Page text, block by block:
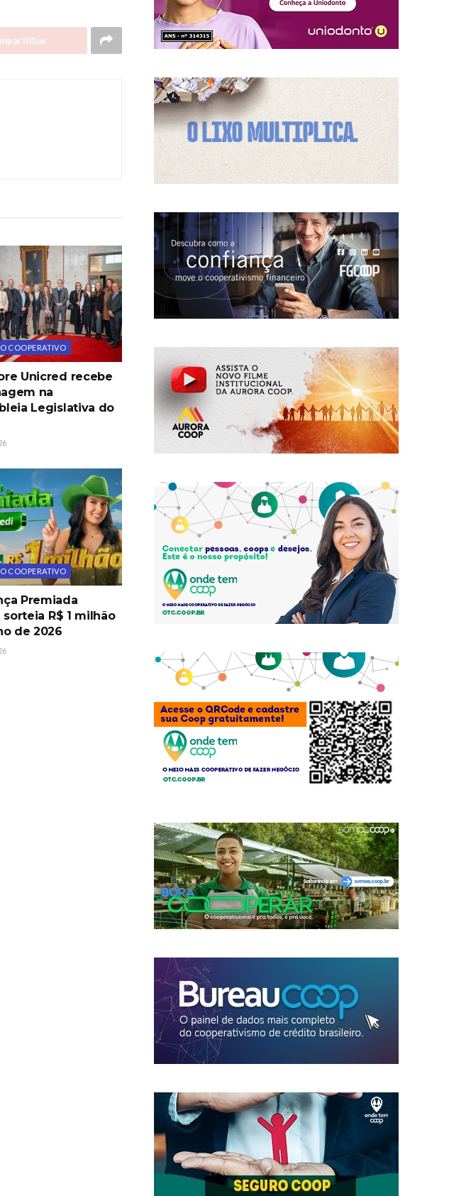
COOPERATIVO
Unicred recebe
na
Legislativa do
COOPERATIVO
Premiada
R$ 1 milhão
de 2026